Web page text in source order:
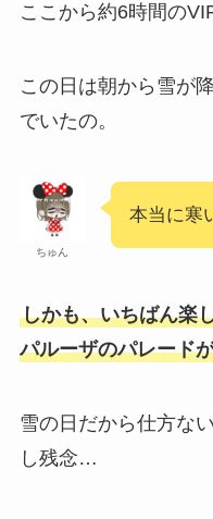
ここから約6時間の
この日は朝から雪が
でいたの。
ちゅん
本当に寒
しかも、いちばん楽
パルーザのパレード
雪の日だから仕方な
し残念…